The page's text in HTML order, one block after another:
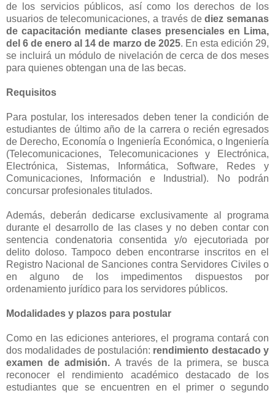
de los servicios públicos, así como los derechos de los
usuarios de telecomunicaciones, a través dediez semanas
de capacitación mediante clases presenciales en Lima,
del 6 de enero al 14 de marzo de 2025. En esta edición 29,
se incluirá un módulo de nivelación de cerca de dos meses
para quienes obtengan una de las becas.
Requisitos
Para postular, los interesados deben tener la condición de
estudiantes de último año de la carrera o recién egresados
de Derecho, Economía o Ingeniería Económica, o Ingeniería
(Telecomunicaciones, Telecomunicaciones y Electrónica,
Electrónica, Sistemas, Informática, Software, Redes y
Comunicaciones, Información e Industrial). No podrán
concursar profesionales titulados.
Además, deberán dedicarse exclusivamente al programa
durante el desarrollo de las clases y no deben contar con
sentencia condenatoria consentida y/o ejecutoriada por
delito doloso. Tampoco deben encontrarse inscritos en el
Registro Nacional de Sanciones contra Servidores Civiles o
en alguno de los impedimentos dispuestos por
ordenamiento jurídico para los servidores públicos.
Modalidades y plazos para postular
Como en las ediciones anteriores, el programa contará con
dos modalidades de postulación: rendimiento destacado y
examen de admisión.A través de la primera, se busca
reconocer el rendimiento académico destacado de los
estudiantes que se encuentren en el primer o segundo